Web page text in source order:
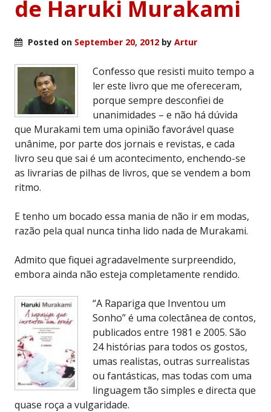
de Haruki Murakami
Posted on September 20, 2012 by Artur
Confesso que resisti muito tempo a
ler este livro que me ofereceram,
porque sempre desconfiei de
unanimidades – e não há dúvida
que Murakami tem uma opinião favorável quase
unânime, por parte dos jornais e revistas, e cada
livro seu que sai é um acontecimento, enchendo-se
as livrarias de pilhas de livros, que se vendem a bom
ritmo.
E tenho um bocado essa mania de não ir em modas,
razão pela qual nunca tinha lido nada de Murakami.
Admito que fiquei agradavelmente surpreendido,
embora ainda não esteja completamente rendido.
“A Rapariga que Inventou um
Sonho” é uma colectânea de contos,
publicados entre 1981 e 2005. São
24 histórias para todos os gostos,
umas realistas, outras surrealistas
ou fantásticas, mas todas com uma
linguagem tão simples e directa que
quase roça a vulgaridade.